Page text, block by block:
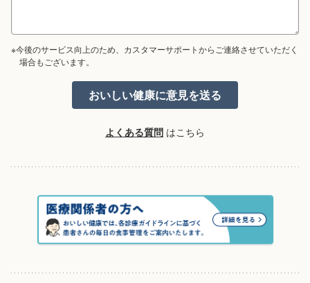
※今後のサービス向上のため、カスタマーサポートからご連絡させていただく
場合もございます。
よくある質問 はこちら